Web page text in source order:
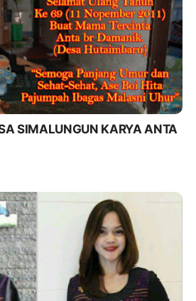
SIMALUNGUN KARYA ANTA